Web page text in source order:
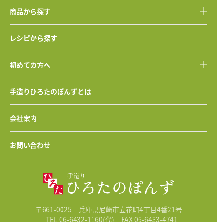
商品から探す
レシピから探す
初めての方へ
手造りひろたのぽんずとは
会社案内
お問い合わせ
〒661-0025 兵庫県尼崎市立花町4丁目4番21号
TEL 06-6432-1160(代)
FAX 06-6433-4741